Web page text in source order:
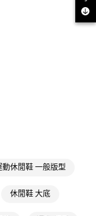
動休閒鞋 一般版型
休閒鞋 大底